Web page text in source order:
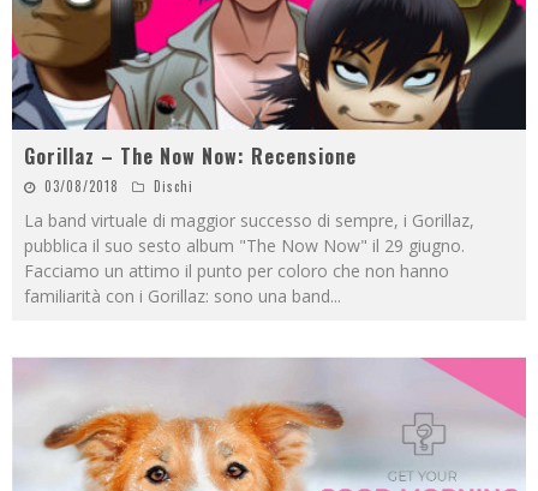
Gorillaz – The Now Now: Recensione
03/08/2018 Dischi
La band virtuale di maggior successo di sempre, i Gorillaz,
pubblica il suo sesto album "The Now Now" il 29 giugno.
Facciamo un attimo il punto per coloro che non hanno
familiarità con i Gorillaz: sono una band...